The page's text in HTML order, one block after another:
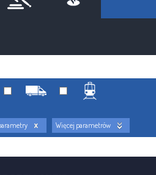
Więcej parametrów